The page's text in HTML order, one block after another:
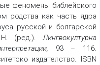
феномены библейского
родства как часть ядра
русской и болгарской
Н. (ред.).Лингвокултурна
93 – 116.
издателство. ISBN